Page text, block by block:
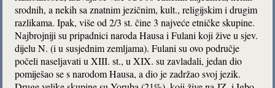
srodnih, a nekih sa znatnim jezičnim, kult., religijskim i drugim
razlikama. Ipak, više od 2/3 st. čine 3 najveće etničke skupine.
Najbrojniji su pripadnici naroda Hausa i Fulani koji žive u sjev.
dijelu N. (i u susjednim zemljama). Fulani su ovo područje
počeli naseljavati u XIII. st., u XIX. su zavladali, jedan dio
pomiješao se s narodom Hausa, a dio je zadržao svoj jezik.